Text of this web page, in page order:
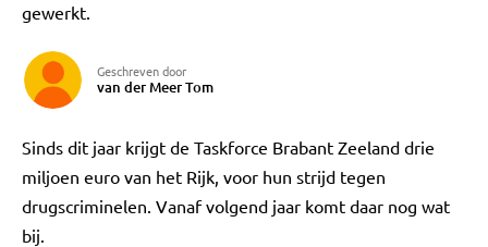
gewerkt.
Geschreven door
van der Meer Tom
Sinds dit jaar krijgt de Taskforce Brabant Zeeland drie
miljoen euro van het Rijk, voor hun strijd tegen
drugscriminelen. Vanaf volgend jaar komt daar nog wat
bij.